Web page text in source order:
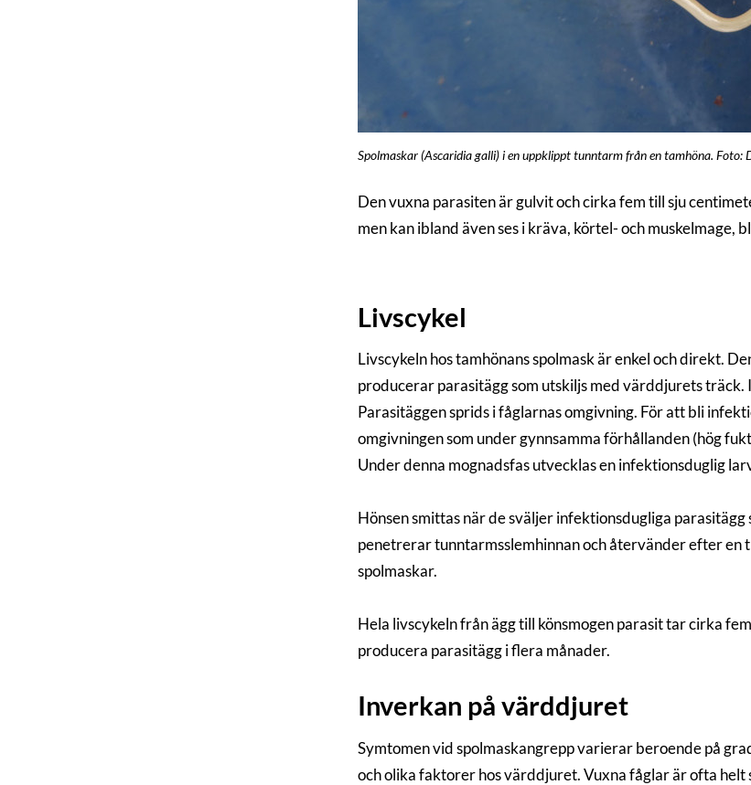
Spolmaskar (Ascaridia galli) i en uppklippt tunntarm från en tamhöna. Foto:
Den vuxna parasiten är gulvit och cirka fem till sju
men kan ibland även ses i kräva, körtel- och
Livscykel
Livscykeln hos tamhönans spolmask är enkel och direkt.
producerar parasitägg som utskiljs med värddjurets
Parasitäggen sprids i fåglarnas omgivning. För att bli
omgivningen som under gynnsamma förhållanden (hög
Under denna mognadsfas utvecklas en infektionsduglig
Hönsen smittas när de sväljer infektionsdugliga
penetrerar tunntarmsslemhinnan och återvänder efter
spolmaskar.
Hela livscykeln från ägg till könsmogen parasit tar cirka
producera parasitägg i flera månader.
Inverkan på värddjuret
Symtomen vid spolmaskangrepp varierar beroende på
och olika faktorer hos värddjuret. Vuxna fåglar är ofta